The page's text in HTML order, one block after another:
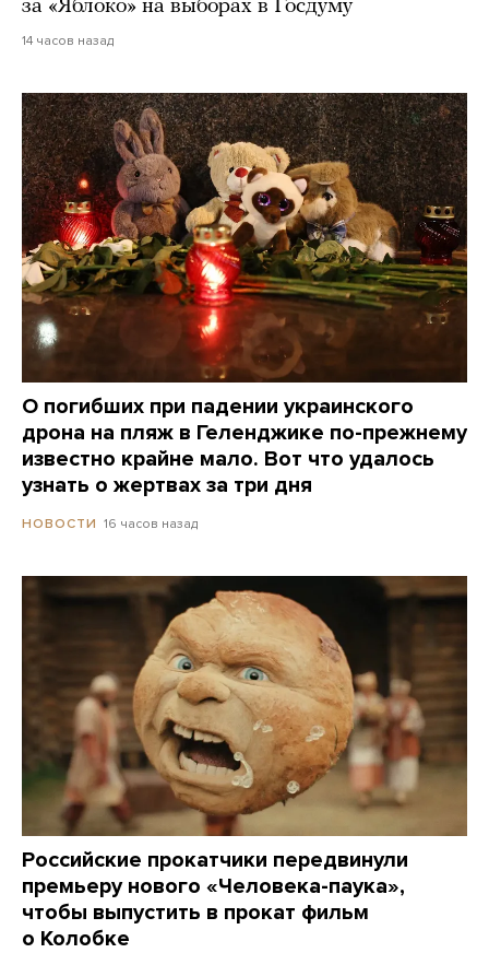
за «Яблоко» на выборах в Госдуму
14 часов назад
О погибших при падении украинского
дрона на пляж в Геленджике по-прежнему
известно крайне мало. Вот что удалось
узнать о жертвах за три дня
НОВОСТИ 16 часов назад
Российские прокатчики передвинули
премьеру нового «Человека-паука»,
чтобы выпустить в прокат фильм
о Колобке